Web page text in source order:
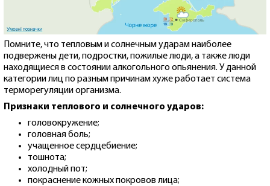
Помните, что тепловым и солнечным ударам наиболее
подвержены дети, подростки, пожилые люди, а также люди
находящиеся в состоянии алкогольного опьянения. У данной
категории лиц по разным причинам хуже работает система
терморегуляции организма.
Признаки теплового и солнечного ударов:
головокружение;
головная боль;
учащенное сердцебиение;
тошнота;
холодный пот;
покраснение кожных покровов лица;